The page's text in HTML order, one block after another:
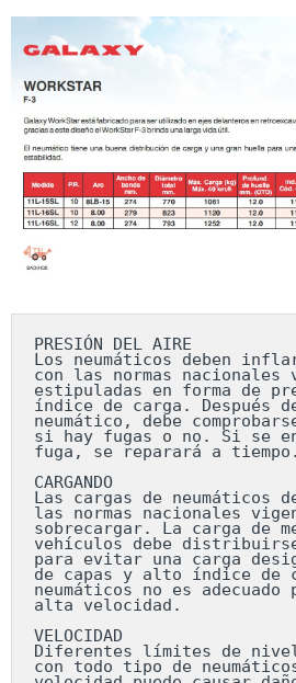
PRESIÓN DEL AIRE
Los neumáticos deben
con las normas nacionales
estipuladas en forma de
índice de carga. Después
neumático, debe
si hay fugas o no. Si se
fuga, se reparará a tiempo.
CARGANDO
Las cargas de neumáticos
las normas nacionales
sobrecargar. La carga de
vehículos debe distribuirse
para evitar una carga
de capas y alto índice de
neumáticos no es
alta velocidad.
VELOCIDAD
Diferentes límites de
con todo tipo de